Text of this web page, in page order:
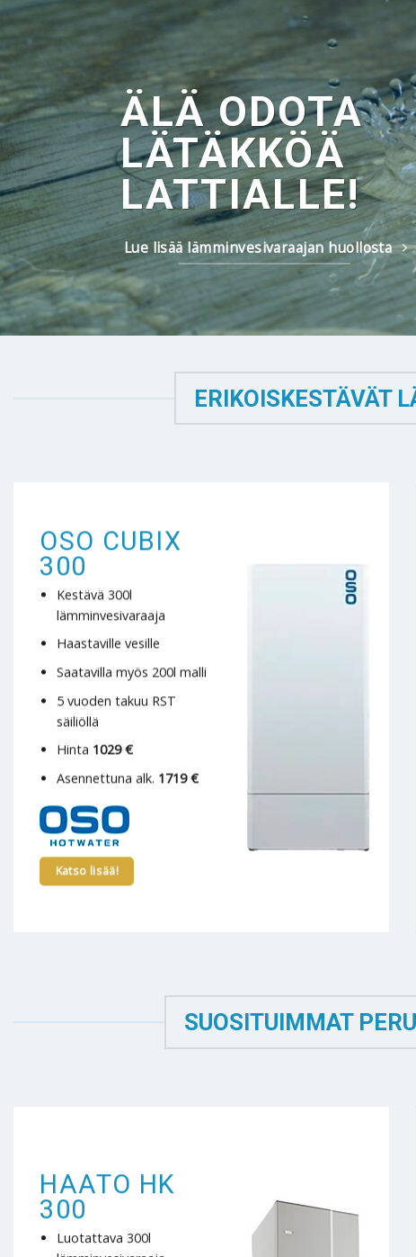
ÄLÄ ODOTA
LÄTÄKKÖÄ
LATTIALLE!
Lue lisää lämminvesivaraajan huollosta
ERIKOISKESTÄVÄT
OSO CUBIX
300
Kestävä 300l
lämminvesivaraaja
Haastaville vesille
Saatavilla myös 200l malli
5 vuoden takuu RST
säiliöllä
Hinta 1029 €
Asennettuna alk. 1719 €
Katso lisää!
SUOSITUIMMAT
HAATO HK
300
Luotattava 300l